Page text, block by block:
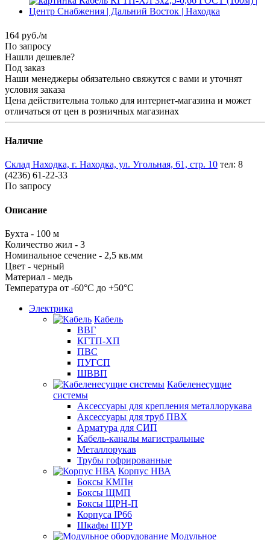
164 руб./м
По запросу
Нашли дешевле?
Под заказ
Наши менеджеры обязательно свяжутся с вами и уточнят
условия заказа
Цена действительна только для интернет-магазина и может
отличаться от цен в розничных магазинах
Наличие
Склад Находка, г. Находка, ул. Угольная, 61, стр. 10 тел: 8
(4236) 61-22-33
По запросу
Описание
Бухта - 100 м
Количество жил - 3
Номинальное сечение - 2,5 кв.мм
Цвет - черный
Материал - медь
Температура от -60°С до +50°С
Электрика
Кабель
ВВГ
КГТП-ХП
ПВС
ПУГСП
ШВВП
Кабеленесущие
системы
Аксессуары для крепления металлорукава
Аксессуары для труб ПВХ
Арматура для СИП
Кабель-каналы магистральные
Металлорукав
Трубы гофрированные
Корпус НВА
Боксы КМПн
Боксы ЩМП
Боксы ЩРН-П
Корпуса IP66
Шкафы ЩУР
Модульное